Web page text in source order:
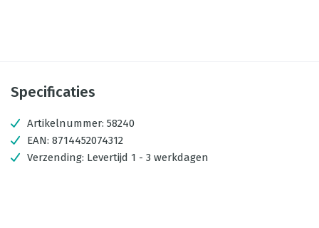
Specificaties
Artikelnummer: 58240
EAN: 8714452074312
Verzending: Levertijd 1 - 3 werkdagen